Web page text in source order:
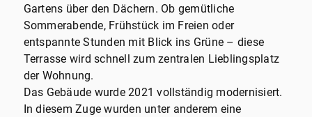
Gartens über den Dächern. Ob gemütliche
Sommerabende, Frühstück im Freien oder
entspannte Stunden mit Blick ins Grüne – diese
Terrasse wird schnell zum zentralen Lieblingsplatz
der Wohnung.
Das Gebäude wurde 2021 vollständig modernisiert.
In diesem Zuge wurden unter anderem eine